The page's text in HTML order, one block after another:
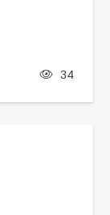
34